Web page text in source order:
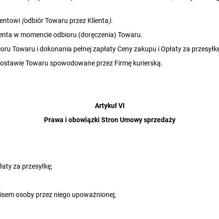
(odbiór Towaru przez Klienta).
w momencie odbioru (doręczenia) Towaru.
Towaru i dokonania pełnej zapłaty Ceny zakupu i Opłaty za
Towaru spowodowane przez Firmę kurierską.
Artykuł VI
Prawa i obowiązki Stron Umowy sprzedaży
za przesyłkę;
osoby przez niego upoważnionej;